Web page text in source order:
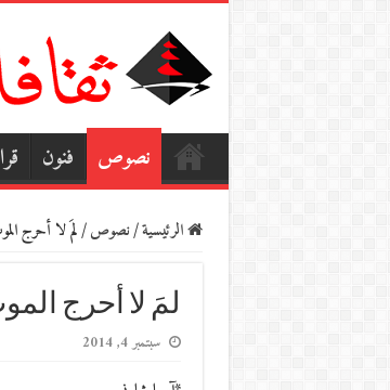
نصوص فنون
الرئيسية/نصوص/لمَ لا أحرج
لمَ لا أحرج
سبتمبر 4, 2014